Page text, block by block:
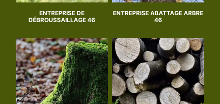
ENTREPRISE DE
DÉBROUSSAILLAGE 46
ENTREPRISE ABATTAGE ARBRE
46